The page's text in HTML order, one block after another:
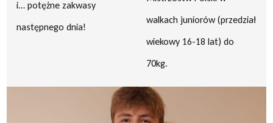
i… potężne zakwasy
następnego dnia!
walkach juniorów (przedział
wiekowy 16-18 lat) do
70kg.